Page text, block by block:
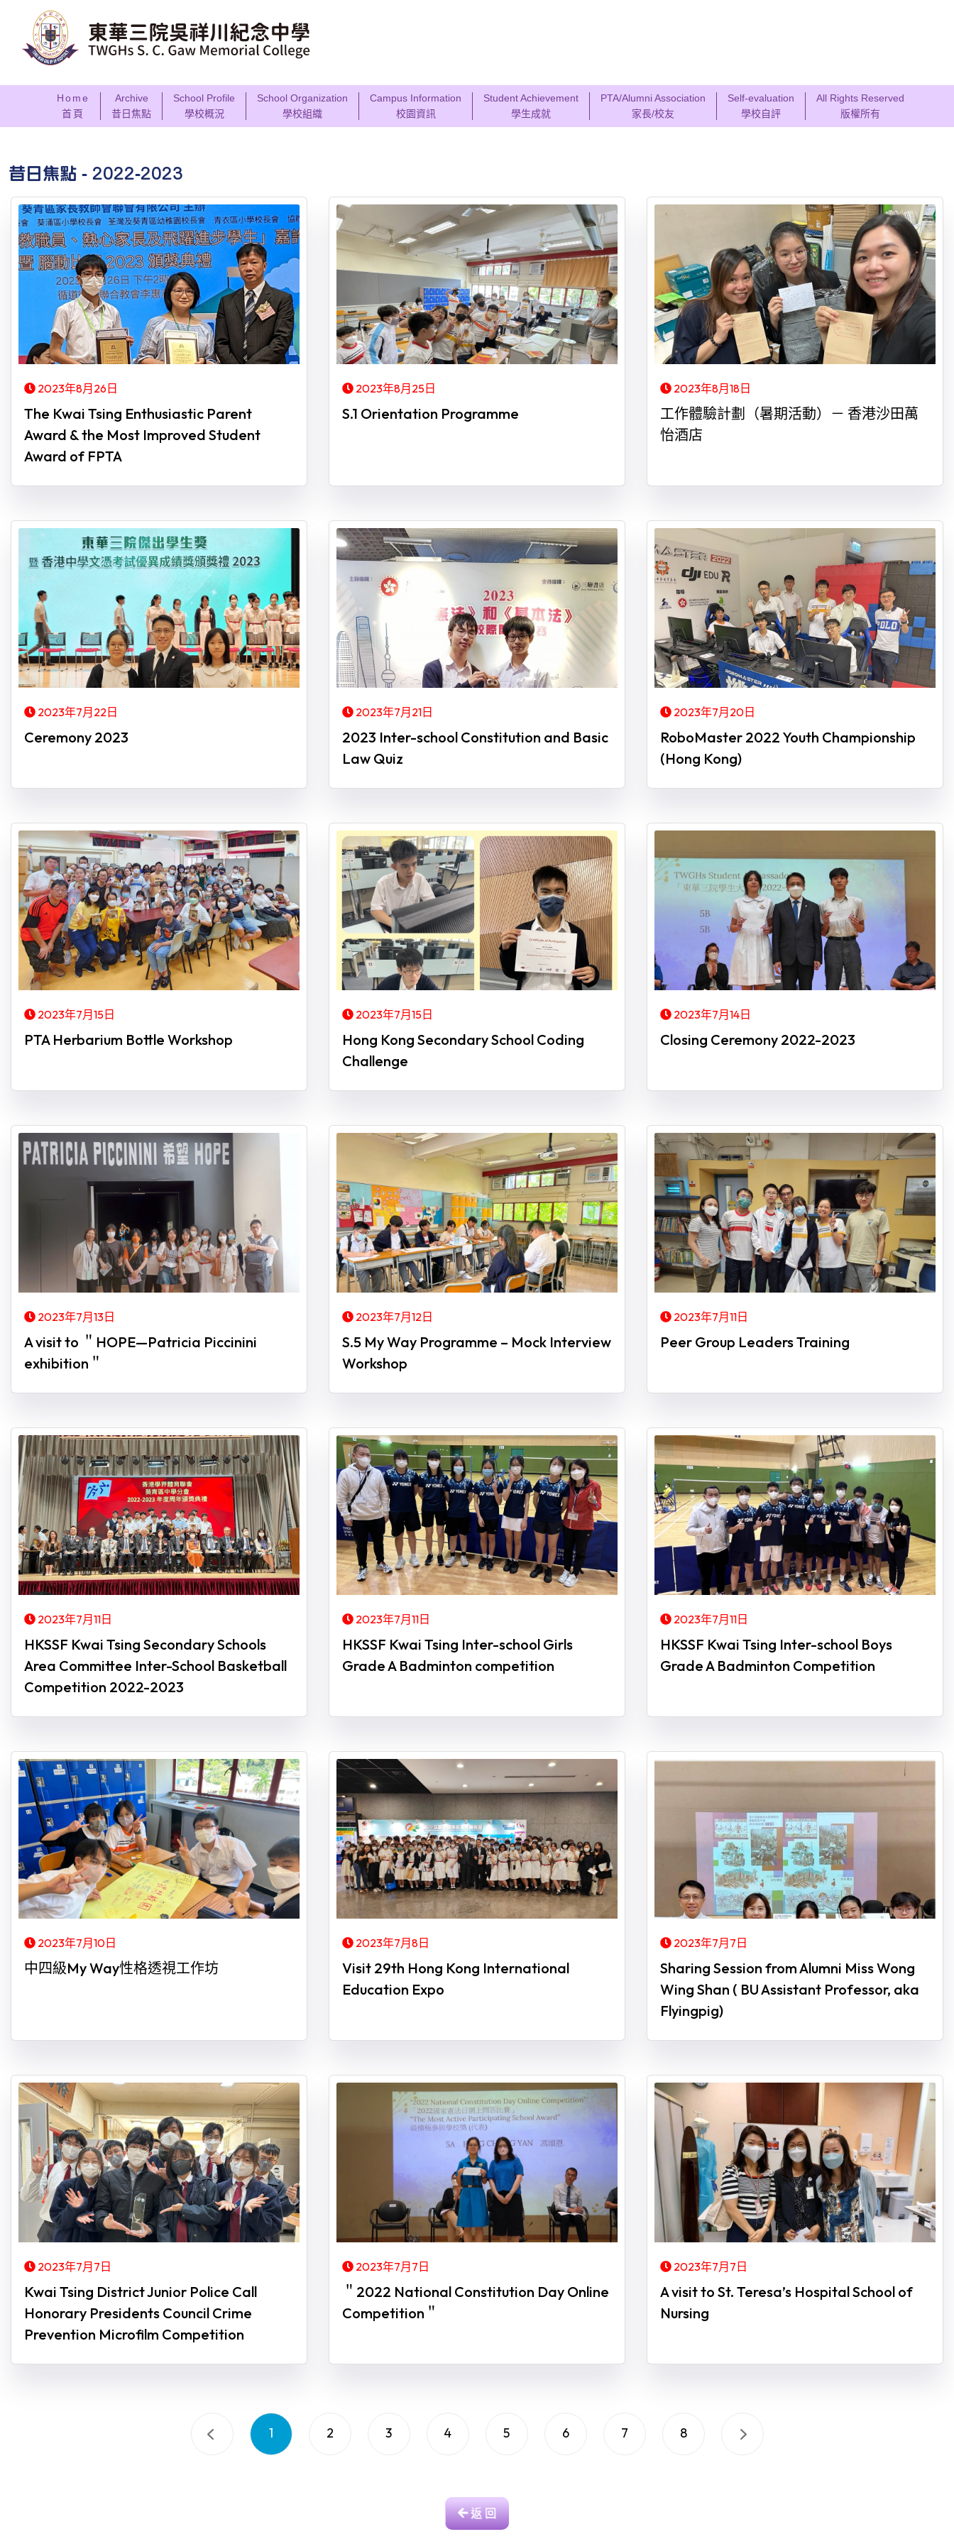
Home
首頁
Archive
昔日焦點
School Profile
學校概況
School Organization
學校組織
Campus Information
校園資訊
Student Achievement
學生成就
PTA/Alumni Association
家長/校友
Self-evaluation
學校自評
All Rights Reserved
版權所有
昔日焦點 - 2022-2023
2023年8月26日
The Kwai Tsing Enthusiastic Parent
Award & the Most Improved Student
Award of FPTA
2023年8月25日
S.1 Orientation Programme
2023年8月18日
工作體驗計劃（暑期活動）－ 香港沙田萬
怡酒店
2023年7月22日
Ceremony 2023
2023年7月21日
2023 Inter-school Constitution and Basic
Law Quiz
2023年7月20日
RoboMaster 2022 Youth Championship
(Hong Kong)
2023年7月15日
PTA Herbarium Bottle Workshop
2023年7月15日
Hong Kong Secondary School Coding
Challenge
2023年7月14日
Closing Ceremony 2022-2023
2023年7月13日
A visit to ＂HOPE—Patricia Piccinini
exhibition＂
2023年7月12日
S.5 My Way Programme – Mock Interview
Workshop
2023年7月11日
Peer Group Leaders Training
2023年7月11日
HKSSF Kwai Tsing Secondary Schools
Area Committee Inter-School Basketball
Competition 2022-2023
2023年7月11日
HKSSF Kwai Tsing Inter-school Girls
Grade A Badminton competition
2023年7月11日
HKSSF Kwai Tsing Inter-school Boys
Grade A Badminton Competition
2023年7月10日
中四級My Way性格透視工作坊
2023年7月8日
Visit 29th Hong Kong International
Education Expo
2023年7月7日
Sharing Session from Alumni Miss Wong
Wing Shan ( BU Assistant Professor, aka
Flyingpig)
2023年7月7日
Kwai Tsing District Junior Police Call
Honorary Presidents Council Crime
Prevention Microfilm Competition
2023年7月7日
＂2022 National Constitution Day Online
Competition＂
2023年7月7日
A visit to St. Teresa’s Hospital School of
Nursing
1 2 3 4 5 6 7 8
返 回